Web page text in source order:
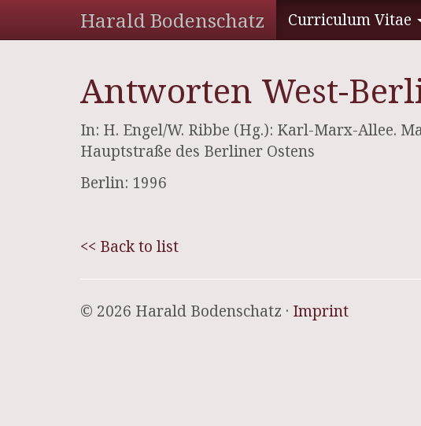
Harald Bodenschatz Curriculum Vitae
Antworten West-
In: H. Engel/W. Ribbe (Hg.): Karl-Marx-Allee.
Hauptstraße des Berliner Ostens
Berlin: 1996
<< Back to list
© 2026 Harald Bodenschatz · Imprint